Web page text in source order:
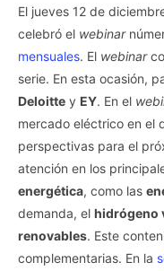
El jueves 12 de
celebró el webinar
mensuales. El webinar
serie. En esta ocasión,
Deloitte y EY. En el
mercado eléctrico en el
perspectivas para el
atención en los
energética, como las
demanda, el hidrógeno
renovables. Este
complementarias. En la